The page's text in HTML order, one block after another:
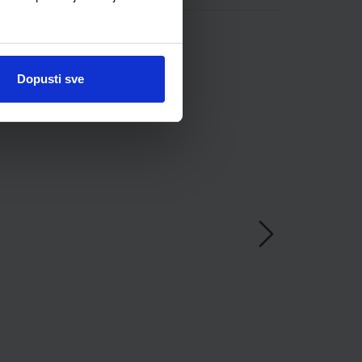
Dopusti sve